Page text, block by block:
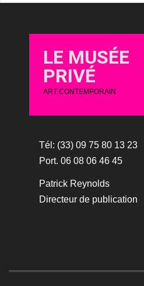
LE MUSÉE
PRIVÉ
ART CONTEMPORAIN
Tél: (33) 09 75 80 13 23
Port. 06 08 06 46 45
Patrick Reynolds
Directeur de publication